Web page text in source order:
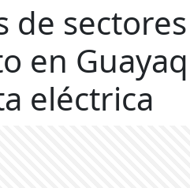
de
en
eléctrica